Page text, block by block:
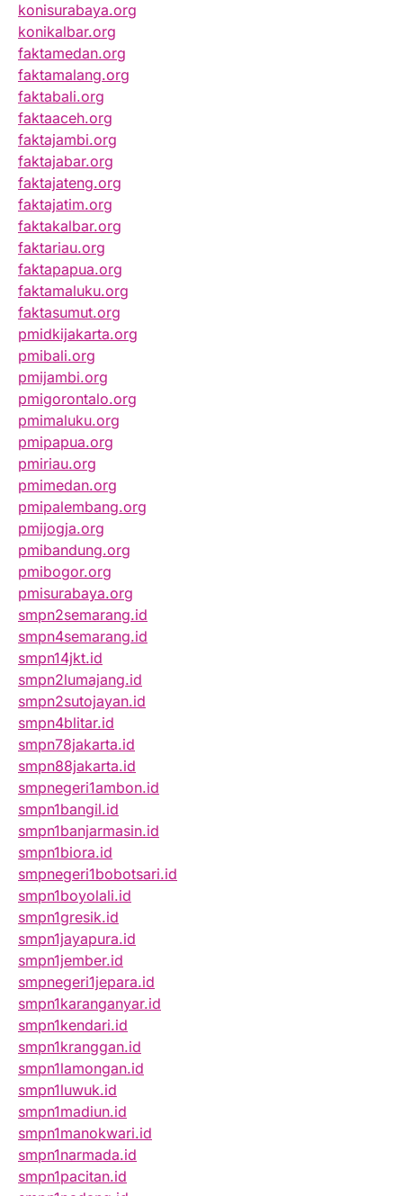
konisurabaya.org
konikalbar.org
faktamedan.org
faktamalang.org
faktabali.org
faktaaceh.org
faktajambi.org
faktajabar.org
faktajateng.org
faktajatim.org
faktakalbar.org
faktariau.org
faktapapua.org
faktamaluku.org
faktasumut.org
pmidkijakarta.org
pmibali.org
pmijambi.org
pmigorontalo.org
pmimaluku.org
pmipapua.org
pmiriau.org
pmimedan.org
pmipalembang.org
pmijogja.org
pmibandung.org
pmibogor.org
pmisurabaya.org
smpn2semarang.id
smpn4semarang.id
smpn14jkt.id
smpn2lumajang.id
smpn2sutojayan.id
smpn4blitar.id
smpn78jakarta.id
smpn88jakarta.id
smpnegeri1ambon.id
smpn1bangil.id
smpn1banjarmasin.id
smpn1biora.id
smpnegeri1bobotsari.id
smpn1boyolali.id
smpn1gresik.id
smpn1jayapura.id
smpn1jember.id
smpnegeri1jepara.id
smpn1karanganyar.id
smpn1kendari.id
smpn1kranggan.id
smpn1lamongan.id
smpn1luwuk.id
smpn1madiun.id
smpn1manokwari.id
smpn1narmada.id
smpn1pacitan.id